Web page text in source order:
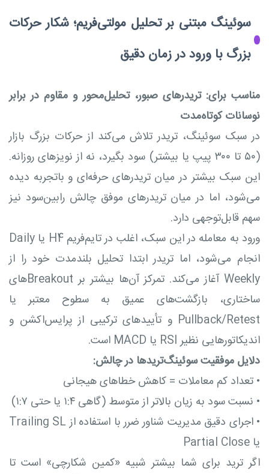
سوئینگ مبتنی بر تحلیل مولتی‌فریم؛ شکار حرکات
بزرگ با ورود در زمان دقیق
مناسب برای: تریدرهای صبور، تحلیل‌محور و مقاوم در برابر
نوسانات کوتاه‌مدت
در سبک سوئینگ، تریدر تلاش می‌کند از حرکات بزرگ بازار
(۵۰ تا ۳۰۰ پیپ یا بیشتر) سود بگیرد، نه از نویزهای روزانه.
این سبک بیشتر در میان تریدرهای حرفه‌ای و باتجربه دیده
می‌شود، اما در میان تریدرهای موفق چالش رابین‌سود نیز
سهم قابل‌توجهی دارد.
ورود به معامله در این سبک، اغلب در تایم‌فریم H4 یا Daily
انجام می‌شود، اما تریدر ابتدا تحلیل بلندمدت خود را از
Weekly آغاز می‌کند. تمرکز آن‌ها بیشتر بر Breakoutهای
ساختاری، بازگشت‌های عمیق به سطوح معتبر یا
Pullback/Retest و تأییدهای ترکیبی از پرایس‌اکشن و
اندیکاتورهایی نظیر RSI یا MACD است.
دلایل موفقیت سوئینگ‌تریدها در چالش:
• تعداد کم معاملات = کاهش خطاهای هیجانی
• نسبت سود به زیان بالاتر از متوسط (گاهی ۱:۴ یا حتی ۱:۷)
•
اجرای دقیق مدیریت شناور ضرر با استفاده از Trailing SL
یا Partial Close
اگر ترید برای شما بیشتر شبیه «کمین شکارچی» است تا